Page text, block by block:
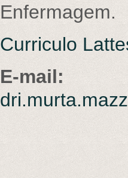
Enfermagem.
Curriculo
E-mail: